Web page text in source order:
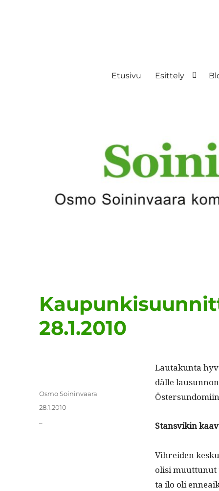
Etusivu Esittely
28.1.2010
Lau­takun­ta
dälle
Stans­vikin
Vihrei­den
olisi muut­tunut
ta ilo oli
Kirjoittaja
Osmo Soininvaara
Julkaistu
28.1.2010